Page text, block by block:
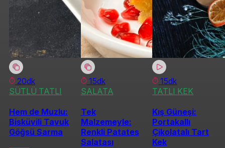
20dk
SÜTLÜ TATLI
Hem de Muzlu:
Bisküvili Tavuk
Göğsü Sarma
15dk
SALATA
Tek
Malzemeyle:
Renkli Patates
Salatası
15dk
TATLI KEK
Kış Güneşi:
Portakallı
Çikolatalı Tart
Kek